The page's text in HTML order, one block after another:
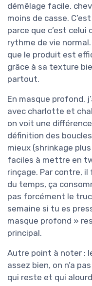
démêlage facile,
moins de casse.
parce que c’est celui
rythme de vie
que le produit est
grâce à sa texture
partout.
En masque profond,
avec charlotte et
on voit une
définition des
mieux (shrinkage
faciles à mettre en
rinçage. Par contre,
du temps, ça
pas forcément le
semaine si tu es
masque profond »
principal.
Autre point à noter :
assez bien, on n’a
qui reste et qui